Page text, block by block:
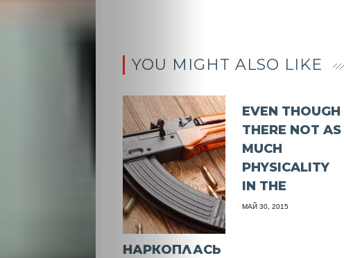
YOU MIGHT ALSO LIKE
НАРКОПЛАСЬ
EVEN THOUGH
THERE NOT AS
MUCH
PHYSICALITY
IN THE
МАЙ 30, 2015